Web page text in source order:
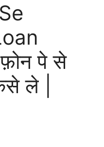
पे से
ले |